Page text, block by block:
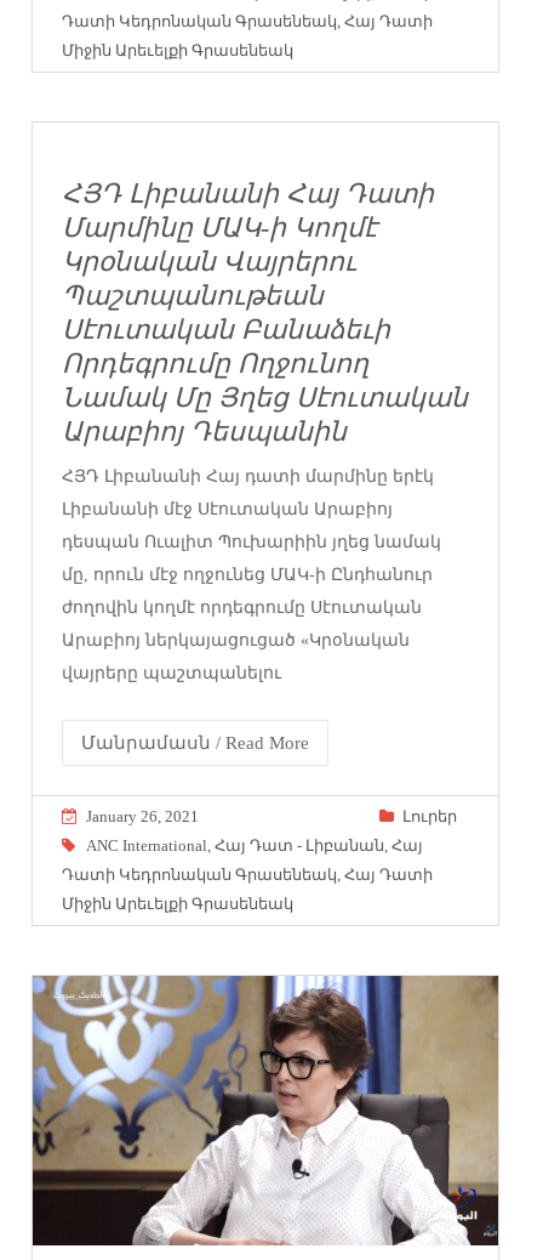
Դատի Կեդրոնական Գրասենեակ ,Հայ Դատի
Միջին Արեւելքի Գրասենեակ
ՀՅԴ Լիբանանի Հայ Դատի
Մարմինը ՄԱԿ-ի Կողմէ
Կրօնական Վայրերու
Պաշտպանութեան
Սէուտական Բանաձեւի
Որդեգրումը Ողջունող
Նամակ Մը Յղեց Սէուտական
Արաբիոյ Դեսպանին
ՀՅԴ Լիբանանի Հայ դատի մարմինը երէկ
Լիբանանի մէջ Սէուտական Արաբիոյ
դեսպան Ուալիտ Պուխարիին յղեց նամակ
մը, որուն մէջ ողջունեց ՄԱԿ-ի Ընդհանուր
ժողովին կողմէ որդեգրումը Սէուտական
Արաբիոյ ներկայացուցած «Կրօնական
վայրերը պաշտպանելու
Մանրամասն / Read More
January 26, 2021
Լուրեր
ANC International ,Հայ Դատ - Լիբանան ,Հայ
Դատի Կեդրոնական Գրասենեակ ,Հայ Դատի
Միջին Արեւելքի Գրասենեակ